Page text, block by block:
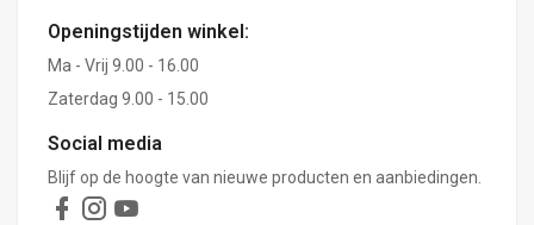
Openingstijden winkel:
Ma - Vrij 9.00 - 16.00
Zaterdag 9.00 - 15.00
Social media
Blijf op de hoogte van nieuwe producten en aanbiedingen.